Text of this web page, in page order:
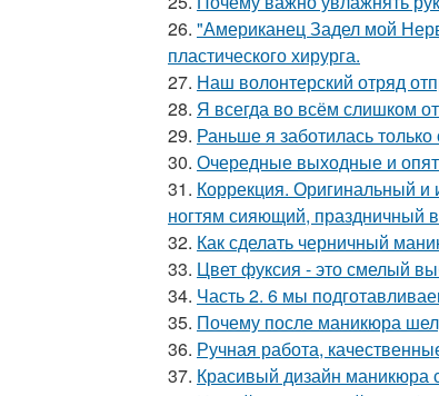
26. "Американец Задел мой
пластического хирурга.
27. Наш волонтерский отряд
28. Я всегда во всём слишком
29. Раньше я заботилась
30. Очередные выходные и
31. Коррекция. Оригинальный
ногтям сияющий, праздничный
32. Как сделать черничный
33. Цвет фуксия - это смелый
34. Часть 2. 6 мы
35. Почему после маникюра
36. Ручная работа,
37. Красивый дизайн маникюра